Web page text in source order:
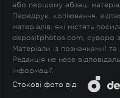
або першому абзаці
Передрук, копіювання,
матеріалів, які містять
depositphotos.com, суворо
Матеріали із позначками! та
Редакція не несе
інформації.
Стокові фото від: